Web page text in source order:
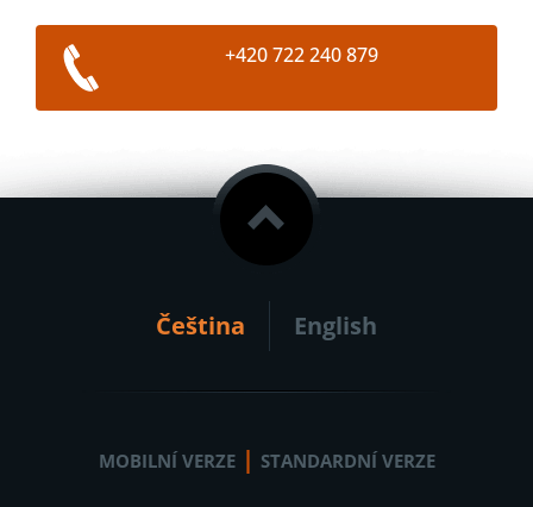
+420 722 240 879
Čeština English
MOBILNÍ VERZE | STANDARDNÍ VERZE